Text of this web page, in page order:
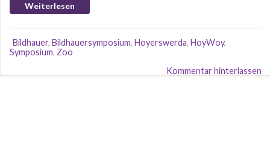
Weiterlesen
Bildhauer, Bildhauersymposium, Hoyerswerda, HoyWoy,
Symposium, Zoo
Kommentar hinterlassen